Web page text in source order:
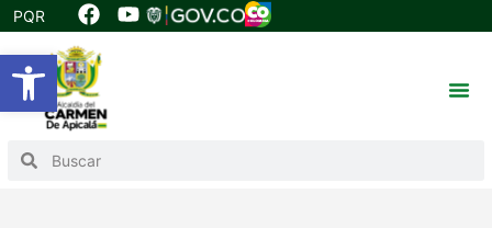
Abrir barra de herramientas
PQR